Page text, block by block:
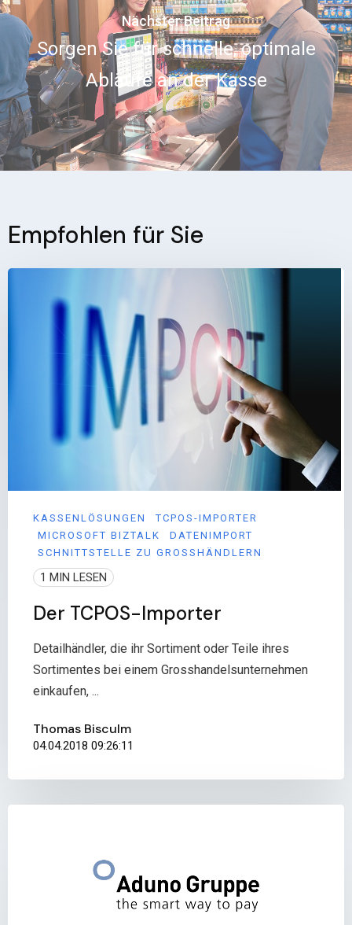
Nächster Beitrag
Sorgen Sie für schnelle, optimale
Abläufe an der Kasse
Empfohlen für Sie
KASSENLÖSUNGEN
TCPOS-IMPORTER
MICROSOFT BIZTALK
DATENIMPORT
SCHNITTSTELLE ZU GROSSHÄNDLERN
1 MIN LESEN
Der TCPOS-Importer
Detailhändler, die ihr Sortiment oder Teile ihres
Sortimentes bei einem Grosshandelsunternehmen
einkaufen, ...
Thomas Bisculm
04.04.2018 09:26:11